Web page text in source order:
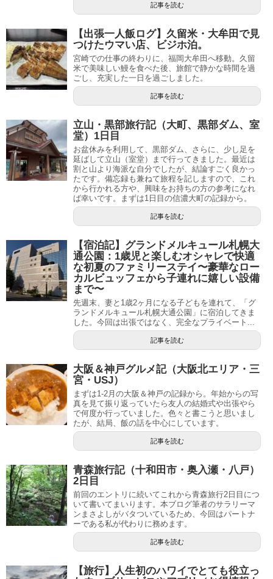
記事を読む
【出張一人飯ログ】久留米・大牟田で見
つけたウマい店、ビジホ泊。
宮崎での仕事の終わりに、福岡大牟田へ移動。久留
米で美味しい鰻を食べた後、旅館で静かな時間を過
ごし、充実した一日を過ごしました。
記事を読む
立山・黒部旅行記（大町、黒部ダム、室
堂）1日目
お盆休みを利用して、黒部ダム、さらに、少し足を
延ばして立山（室堂）まで行ってきました。最近は
割と山より海派な自分でしたが、結論すごく良かっ
たです。備忘録も兼ねて旅程を記しますので、これ
から行かれる方や、興味をお持ちの方の参考になれ
ば幸いです。まずは1日目の信濃大町の記録から。
記事を読む
【宿泊記】グランドメルキュール札幌大
通公園：1歳児と楽しむオシャレで快適
な初夏のファミリーステイ〜豪華なロー
カルビュッフェから子連れに嬉しい設備
まで〜
先週末、妻と1歳2ヶ月になる子どもを連れて、「グ
ランドメルキュール札幌大通公園」に宿泊してきま
した。今回は出張ではなく、完全なプライベート...
記事を読む
大阪＆神戸グルメ記（大阪北エリア・三
宮・USJ）
まずは1-2月の大阪＆神戸の記録から。年始からの写
真を見て振り返っていたら友人の結婚式や出張やら
で何度か行っていました。色々と書こうと思いまし
たが、結局、飯の話を中心にしています。
記事を読む
青森旅行記（十和田市・奥入瀬・八戸）
2日目
前回のエントリに続いてこれから青森旅行2日目につ
いて書いてまいります。本ブログ筆者のサラリーマ
ンまさよしがバタついているため、今回はパートナ
ーである私が代わりに務めます。
記事を読む
【旅行】人生初のハワイでとても役立っ